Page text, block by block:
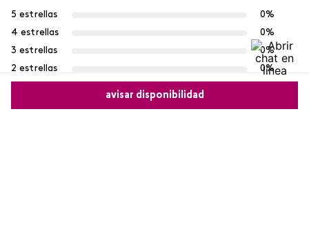
avisar disponibilidad
5 estrellas
0%
4 estrellas
0%
3 estrellas
0%
2 estrellas
0%